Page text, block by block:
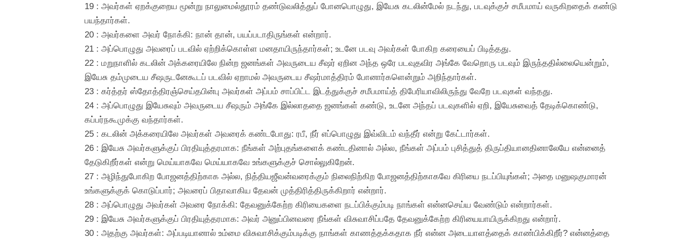
19 : அவர்கள் ஏறக்குறைய மூன்று நாலுமைல்தூரம் தண்டுவலித்துப் போனபொழுது, இயேசு கடலின்மேல் நடந்து, படவுக்குச் சமீபமாய் வருகிறதைக் கண்டு
பயந்தார்கள்.
20 : அவர்களை அவர் நோக்கி: நான் தான், பயப்படாதிருங்கள் என்றார்.
21 : அப்பொழுது அவரைப் படவில் ஏற்றிக்கொள்ள மனதாயிருந்தார்கள்; உடனே படவு அவர்கள் போகிற கரையைப் பிடித்தது.
22 : மறுநாளில் கடலின் அக்கரையிலே நின்ற ஜனங்கள் அவருடைய சீஷர் ஏறின அந்த ஒரே படவுதவிர அங்கே வேறொரு படவும் இருந்ததில்லையென்றும்,
இயேசு தம்முடைய சீஷருடனேகூடப் படவில் ஏறாமல் அவருடைய சீஷர்மாத்திரம் போனார்களென்றும் அறிந்தார்கள்.
23 : கர்த்தர் ஸ்தோத்திரஞ்செய்தபின்பு அவர்கள் அப்பம் சாப்பிட்ட இடத்துக்குச் சமீபமாய்த் திபேரியாவிலிருந்து வேறே படவுகள் வந்தது.
24 : அப்பொழுது இயேசுவும் அவருடைய சீஷரும் அங்கே இல்லாததை ஜனங்கள் கண்டு, உடனே அந்தப் படவுகளில் ஏறி, இயேசுவைத் தேடிக்கொண்டு,
கப்பர்நகூமுக்கு வந்தார்கள்.
25 : கடலின் அக்கரையிலே அவர்கள் அவரைக் கண்டபோது: ரபீ, நீர் எப்பொழுது இவ்விடம் வந்தீர் என்று கேட்டார்கள்.
26 : இயேசு அவர்களுக்குப் பிரதியுத்தரமாக: நீங்கள் அற்புதங்களைக் கண்டதினால் அல்ல, நீங்கள் அப்பம் புசித்துத் திருப்தியானதினாலேயே என்னைத்
தேடுகிறீர்கள் என்று மெய்யாகவே மெய்யாகவே உங்களுக்குச் சொல்லுகிறேன்.
27 : அழிந்துபோகிற போஜனத்திற்காக அல்ல, நித்தியஜீவன்வரைக்கும் நிலைநிற்கிற போஜனத்திற்காகவே கிரியை நடப்பியுங்கள்; அதை மனுஷகுமாரன்
உங்களுக்குக் கொடுப்பார்; அவரைப் பிதாவாகிய தேவன் முத்திரித்திருக்கிறார் என்றார்.
28 : அப்பொழுது அவர்கள் அவரை நோக்கி: தேவனுக்கேற்ற கிரியைகளை நடப்பிக்கும்படி நாங்கள் என்னசெய்ய வேண்டும் என்றார்கள்.
29 : இயேசு அவர்களுக்குப் பிரதியுத்தரமாக: அவர் அனுப்பினவரை நீங்கள் விசுவாசிப்பதே தேவனுக்கேற்ற கிரியையாயிருக்கிறது என்றார்.
30 : அதற்கு அவர்கள்: அப்படியானால் உம்மை விசுவாசிக்கும்படிக்கு நாங்கள் காணத்தக்கதாக நீர் என்ன அடையாளத்தைக் காண்பிக்கிறீர்? என்னத்தை